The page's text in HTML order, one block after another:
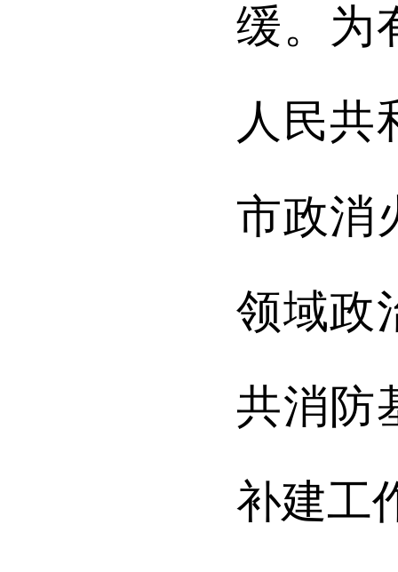
缓。为
人民共
市政消
领域政
共消防
补建工